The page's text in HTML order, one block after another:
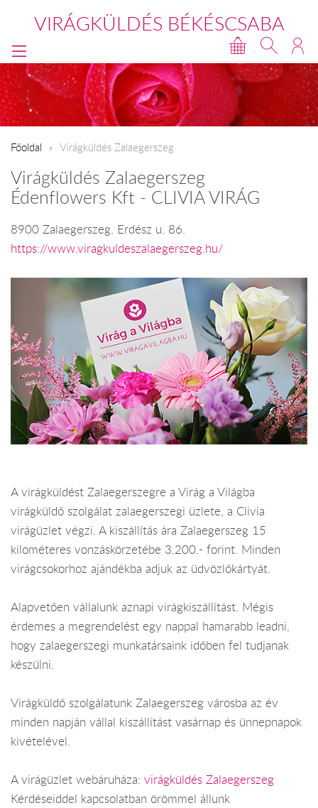
VIRÁGKÜLDÉS BÉKÉSCSABA
Főoldal Virágküldés Zalaegerszeg
Virágküldés Zalaegerszeg
Édenflowers Kft - CLIVIA VIRÁG
8900 Zalaegerszeg, Erdész u. 86.
https://www.viragkuldeszalaegerszeg.hu/
A virágküldést Zalaegerszegre a Virág a Világba
virágküldő szolgálat zalaegerszegi üzlete, a Clivia
virágüzlet végzi. A kiszállítás ára Zalaegerszeg 15
kilométeres vonzáskörzetébe 3.200.- forint. Minden
virágcsokorhoz ajándékba adjuk az üdvözlőkártyát.
Alapvetően vállalunk aznapi virágkiszállítást. Mégis
érdemes a megrendelést egy nappal hamarabb leadni,
hogy zalaegerszegi munkatársaink időben fel tudjanak
készülni.
Virágküldő szolgálatunk Zalaegerszeg városba az év
minden napján vállal kiszállítást vasárnap és ünnepnapok
kivételével.
A virágüzlet webáruháza: virágküldés Zalaegerszeg
Kérdéseiddel kapcsolatban örömmel állunk